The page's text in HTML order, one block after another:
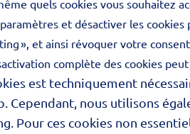
quels cookies vous souhaitez
et désactiver les
», et ainsi révoquer votre
complète des cookies
est techniquement
Cependant, nous utilisons
Pour ces cookies non